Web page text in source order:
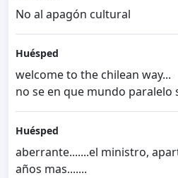
No al apagón cultural
Huésped
welcome to the chilean way...
no se en que mundo
Huésped
aberrante.......el ministro,
años mas.......